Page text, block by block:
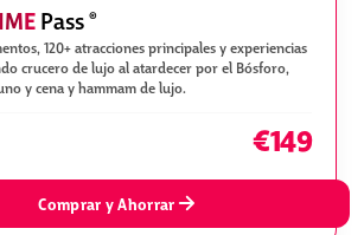
Pass ®
120+ atracciones principales y experiencias
crucero de lujo al atardecer por el Bósforo,
y cena y hammam de lujo.
€149
Comprar y Ahorrar